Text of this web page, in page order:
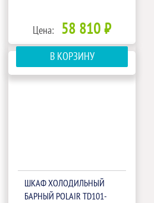
Цена: 58 810 ₽
В КОРЗИНУ
ШКАФ ХОЛОДИЛЬНЫЙ
БАРНЫЙ POLAIR TD101-